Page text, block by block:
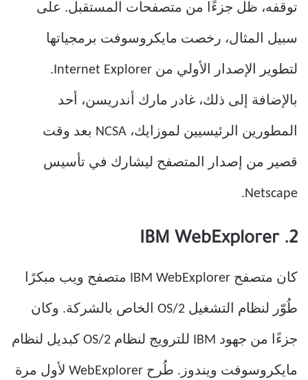
توقفه، ظل جزءًا من متصفحات المستقبل. على
سبيل المثال، رخصت مايكروسوفت برمجياتها
لتطوير الإصدار الأولي من Internet Explorer.
بالإضافة إلى ذلك، غادر مارك أندريسن، أحد
المطورين الرئيسيين لموزايك، NCSA بعد وقت
قصير من إصدار المتصفح ليشارك في تأسيس
Netscape.
2. IBM WebExplorer
كان متصفح IBM WebExplorer متصفح ويب مبكرًا
طُوّر لنظام التشغيل OS/2 الخاص بالشركة. وكان
جزءًا من جهود IBM للترويج لنظام OS/2 كبديل لنظام
مايكروسوفت ويندوز. طُرح WebExplorer لأول مرة